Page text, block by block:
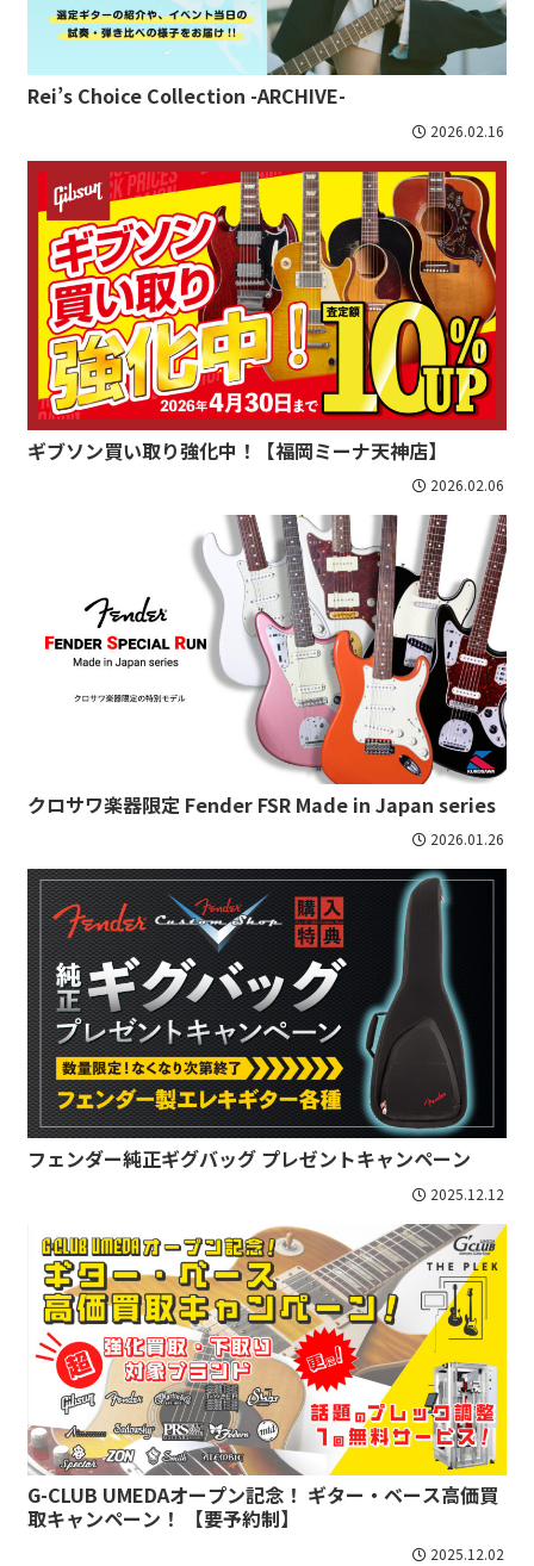
Rei’s Choice Collection -ARCHIVE-
2026.02.16
ギブソン買い取り強化中！【福岡ミーナ天神店】
2026.02.06
クロサワ楽器限定 Fender FSR Made in Japan series
2026.01.26
フェンダー純正ギグバッグ プレゼントキャンペーン
2025.12.12
G-CLUB UMEDAオープン記念！ ギター・ベース高価買
取キャンペーン！ 【要予約制】
2025.12.02